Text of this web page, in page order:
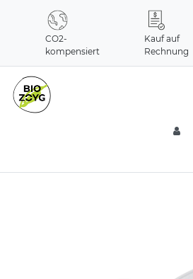
CO2-
kompensiert
Kauf auf
Rechnung